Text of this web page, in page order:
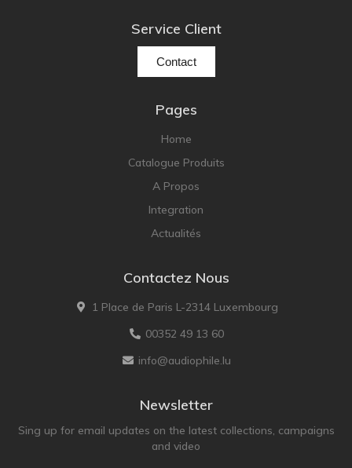
Service Client
Contact
Pages
Home
Catalogue Produits
A Propos
Integration
Actualités
Contactez Nous
1 Place de Paris L-2314 Luxembourg
00352 49 13 60
info@audiophile.lu
Newsletter
Sing up for email updates on the latest collections, campaigns
and video